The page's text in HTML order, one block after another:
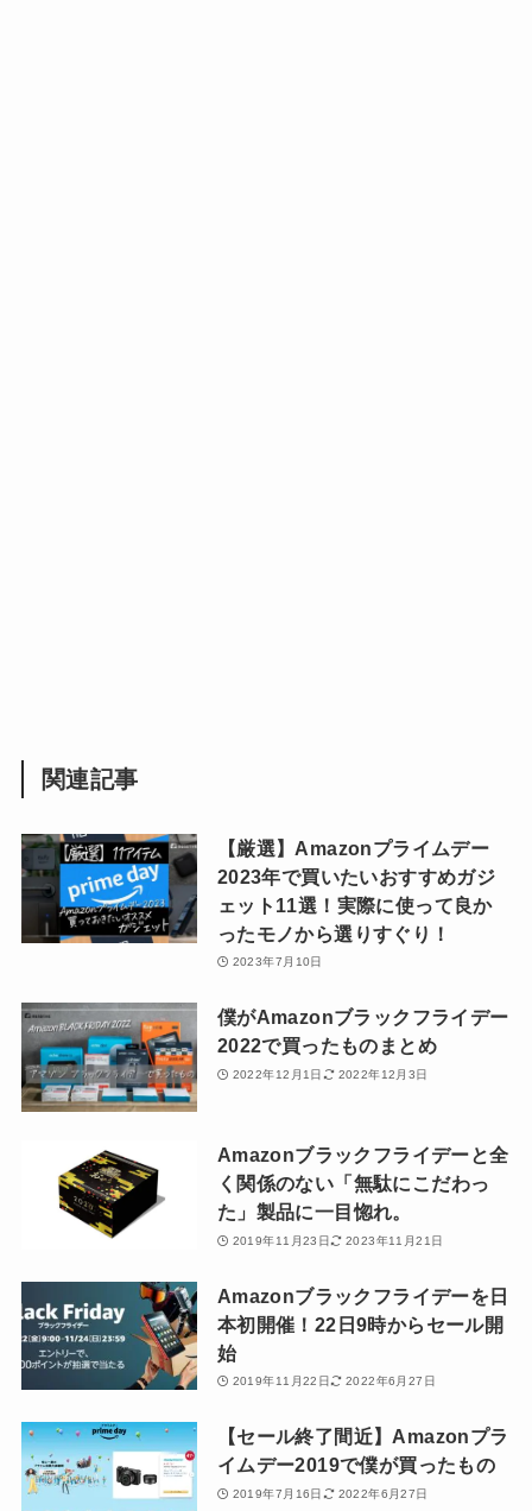
関連記事
【厳選】Amazonプライムデー
2023年で買いたいおすすめガジ
ェット11選！実際に使って良か
ったモノから選りすぐり！
2023年7月10日
僕がAmazonブラックフライデー
2022で買ったものまとめ
2022年12月1日 2022年12月3日
Amazonブラックフライデーと全
く関係のない「無駄にこだわっ
た」製品に一目惚れ。
2019年11月23日 2023年11月21日
Amazonブラックフライデーを日
本初開催！22日9時からセール開
始
2019年11月22日 2022年6月27日
【セール終了間近】Amazonプラ
イムデー2019で僕が買ったもの
2019年7月16日 2022年6月27日